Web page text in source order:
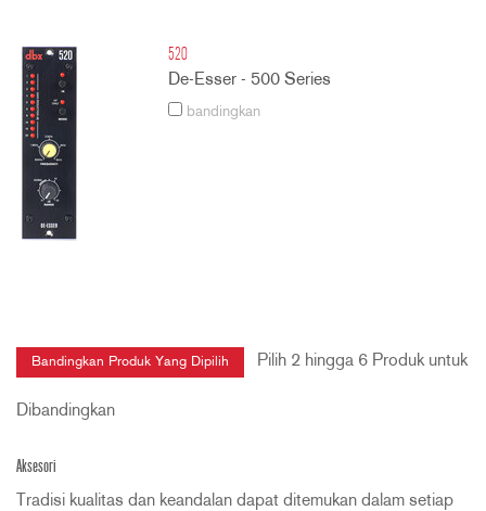
520
De-Esser - 500 Series
bandingkan
Pilih 2 hingga 6 Produk untuk
Dibandingkan
Aksesori
Tradisi kualitas dan keandalan dapat ditemukan dalam setiap